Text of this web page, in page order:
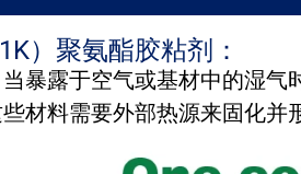
）聚氨酯胶粘剂：
暴露于空气或基材中的湿气
材料需要外部热源来固化并